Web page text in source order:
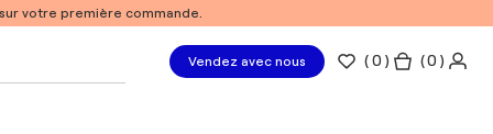
votre première commande.
Vendez avec nous (0 ) ( 0 )